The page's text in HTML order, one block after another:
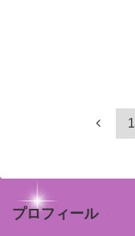
1
プロフィール